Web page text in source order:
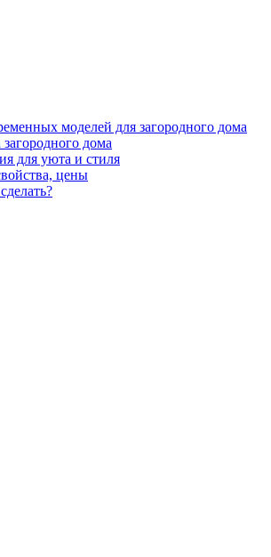
моделей для загородного дома
дома
для уюта и стиля
цены